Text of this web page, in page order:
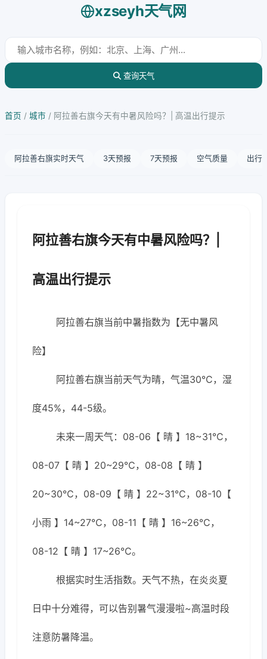
xzseyh天气网
查询天气
首页 / 城市 / 阿拉善右旗今天有中暑风险吗？| 高温出行提示
阿拉善右旗实时天气 3天预报 7天预报 空气质量 出行
阿拉善右旗今天有中暑风险吗？|
高温出行提示
阿拉善右旗当前中暑指数为【无中暑风
险】
阿拉善右旗当前天气为晴，气温30℃，湿
度45%，44-5级。
未来一周天气：08-06【 晴 】18~31℃，
08-07【 晴 】20~29℃，08-08【 晴 】
20~30℃，08-09【 晴 】22~31℃，08-10【
小雨 】14~27℃，08-11【 晴 】16~26℃，
08-12【 晴 】17~26℃。
根据实时生活指数。天气不热，在炎炎夏
日中十分难得，可以告别暑气漫漫啦~高温时段
注意防暑降温。